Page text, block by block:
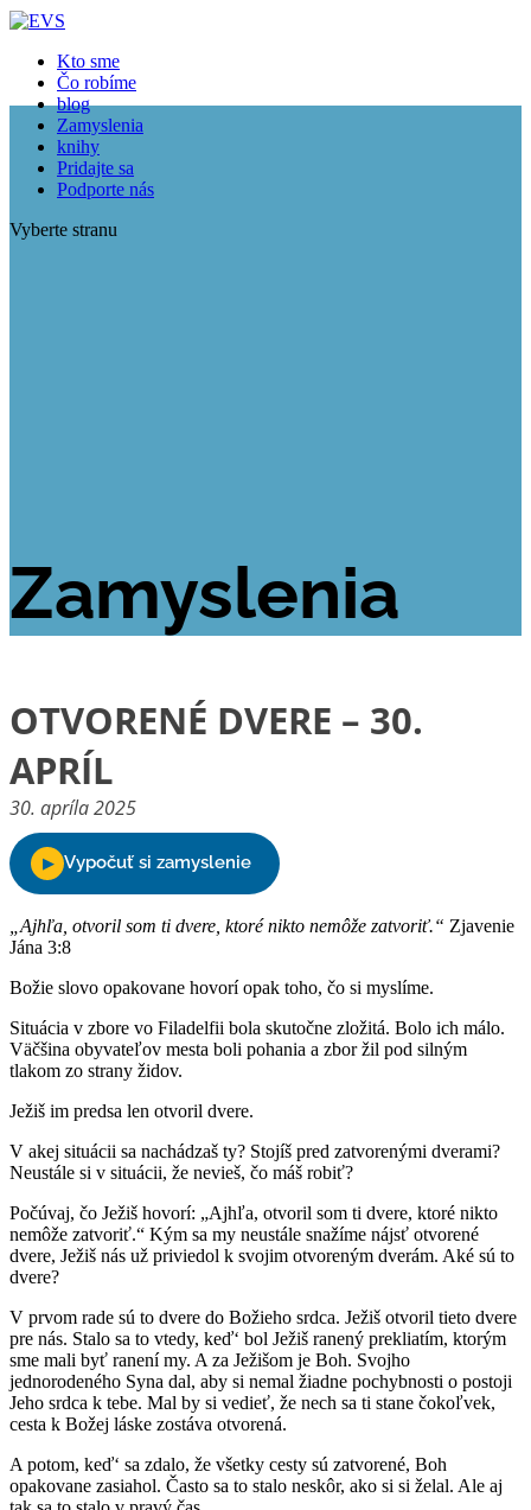
Close
Kto sme
Čo robíme
blog
Zamyslenia
knihy
Pridajte sa
Podporte nás
Vyberte stranu
Zamyslenia
OTVORENÉ DVERE – 30.
APRÍL
30. apríla 2025
„Ajhľa, otvoril som ti dvere, ktoré nikto nemôže zatvoriť.“ Zjavenie
Jána 3:8
Božie slovo opakovane hovorí opak toho, čo si myslíme.
Situácia v zbore vo Filadelfii bola skutočne zložitá. Bolo ich málo.
Väčšina obyvateľov mesta boli pohania a zbor žil pod silným
tlakom zo strany židov.
Ježiš im predsa len otvoril dvere.
V akej situácii sa nachádzaš ty? Stojíš pred zatvorenými dverami?
Neustále si v situácii, že nevieš, čo máš robiť?
Počúvaj, čo Ježiš hovorí: „Ajhľa, otvoril som ti dvere, ktoré nikto
nemôže zatvoriť.“ Kým sa my neustále snažíme nájsť otvorené
dvere, Ježiš nás už priviedol k svojim otvoreným dverám. Aké sú to
dvere?
V prvom rade sú to dvere do Božieho srdca. Ježiš otvoril tieto dvere
pre nás. Stalo sa to vtedy, keď‘ bol Ježiš ranený prekliatím, ktorým
sme mali byť ranení my. A za Ježišom je Boh. Svojho
jednorodeného Syna dal, aby si nemal žiadne pochybnosti o postoji
Jeho srdca k tebe. Mal by si vedieť, že nech sa ti stane čokoľvek,
cesta k Božej láske zostáva otvorená.
A potom, keď‘ sa zdalo, že všetky cesty sú zatvorené, Boh
opakovane zasiahol. Často sa to stalo neskôr, ako si si želal. Ale aj